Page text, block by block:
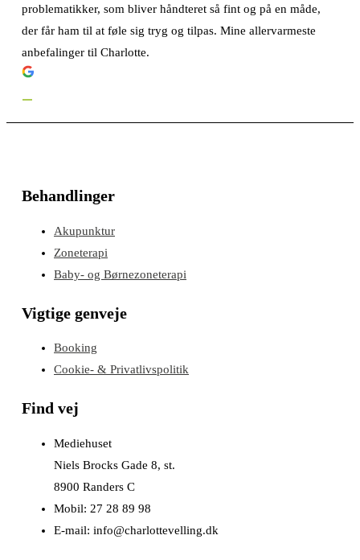
problematikker, som bliver håndteret så fint og på en måde,
der får ham til at føle sig tryg og tilpas. Mine allervarmeste
anbefalinger til Charlotte.
Behandlinger
Akupunktur
Zoneterapi
Baby- og Børnezoneterapi
Vigtige genveje
Booking
Cookie- & Privatlivspolitik
Find vej
Mediehuset
Niels Brocks Gade 8, st.
8900 Randers C
Mobil: 27 28 89 98
E-mail: info@charlottevelling.dk